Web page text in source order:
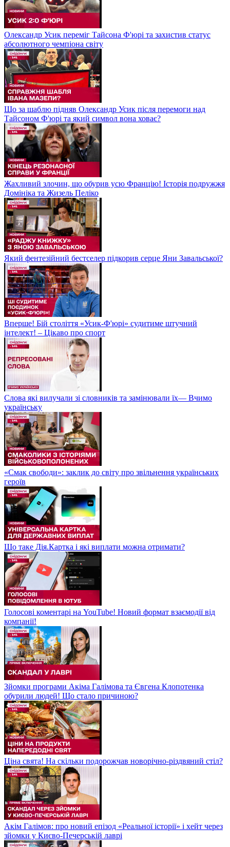
Олександр Усик переміг Тайсона Ф'юрі та захистив статус
абсолютного чемпіона світу
Що за шаблю підняв Олександр Усик після перемоги над
Тайсоном Ф'юрі та який символ вона ховає?
Жахливий злочин, що обурив усю Францію! Історія подружжя
Домініка та Жизель Пеліко
Який фентезійний бестселер підкорив серце Яни Завальської?
Вперше! Бій століття «Усик-Ф'юрі» судитиме штучний
інтелект! – Цікаво про спорт
Слова які вилучали зі словників та замінювали їх— Вчимо
українську
«Смак свободи»: заклик до світу про звільнення українських
героїв
Що таке Дія.Картка і які виплати можна отримати?
Голосові коментарі на YouTube! Новий формат взаємодії від
компанії!
Зйомки програми Акіма Галімова та Євгена Клопотенка
обурили людей! Що стало причиною?
Ціна свята! На скільки подорожчав новорічно-різдвяний стіл?
Акім Галімов: про новий епізод «Реальної історії» і хейт через
зйомки у Києво-Печерській лаврі